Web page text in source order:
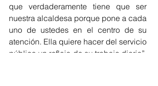
que verdaderamente tiene que ser
nuestra alcaldesa porque pone a cada
uno de ustedes en el centro de su
atención. Ella quiere hacer del servicio
público un reflejo de su trabajo diario”,